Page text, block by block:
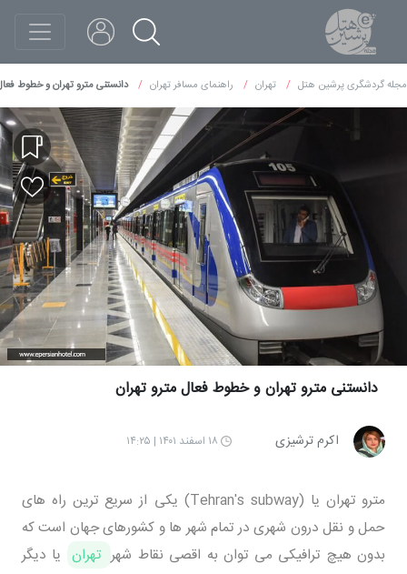
مجله گردشگری پرشین هتل تهران راهنمای مسافر تهران دانستنی مترو تهران و خطوط
دانستنی مترو تهران و خطوط فعال مترو تهران
اکرم ترشیزی ۱۸ اسفند ۱۴۰۱ | ۱۴:۲۵
مترو تهران یا (Tehran's subway) یکی از سریع ترین راه های
حمل و نقل درون شهری در تمام شهر ها و کشورهای جهان است که
بدون هیچ ترافیکی می توان به اقصی نقاط شهر تهران یا دیگر